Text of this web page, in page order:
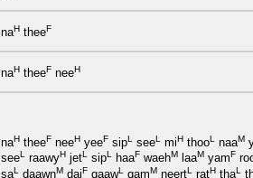
naH theeF
naH theeF neeH
naH theeF neeH yeeF sipL seeL miH thooL naaM
seeL raawyH jetL sipL haaF waehM laaM yamF
saL daawnM daiF gaawL gamM neertL ratH thaL